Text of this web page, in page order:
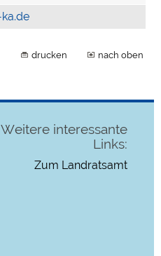
drucken nach oben
Weitere interessante
Links:
Zum Landratsamt